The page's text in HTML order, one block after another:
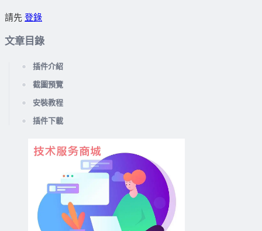
請先 登錄
文章目錄
插件介紹
截圖預覽
安裝教程
插件下載